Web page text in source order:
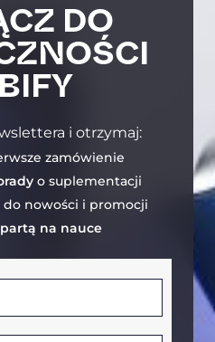
DO
i otrzymaj:
zamówienie
o suplementacji
do nowości i promocji
na nauce